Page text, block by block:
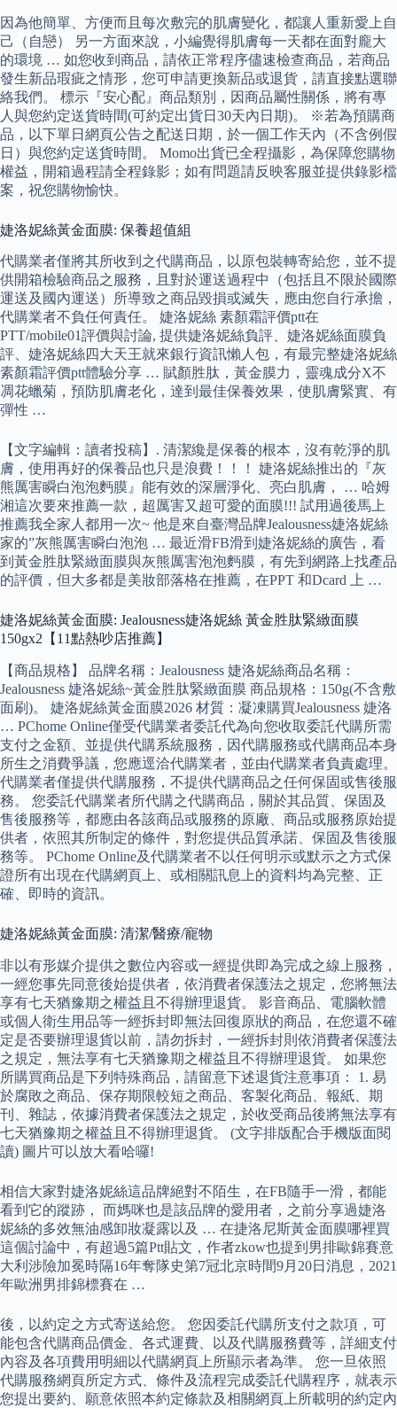
因為他簡單、方便而且每次敷完的肌膚變化，都讓人重新愛上自
己（自戀） 另一方面來說，小編覺得肌膚每一天都在面對龐大
的環境 … 如您收到商品，請依正常程序儘速檢查商品，若商品
發生新品瑕疵之情形，您可申請更換新品或退貨，請直接點選聯
絡我們。 標示『安心配』商品類別，因商品屬性關係，將有專
人與您約定送貨時間(可約定出貨日30天內日期)。 ※若為預購商
品，以下單日網頁公告之配送日期，於一個工作天內（不含例假
日）與您約定送貨時間。 Momo出貨已全程攝影，為保障您購物
權益，開箱過程請全程錄影；如有問題請反映客服並提供錄影檔
案，祝您購物愉快。
婕洛妮絲黃金面膜: 保養超值組
代購業者僅將其所收到之代購商品，以原包裝轉寄給您，並不提
供開箱檢驗商品之服務，且對於運送過程中（包括且不限於國際
運送及國內運送）所導致之商品毀損或滅失，應由您自行承擔，
代購業者不負任何責任。 婕洛妮絲 素顏霜評價ptt在
PTT/mobile01評價與討論, 提供婕洛妮絲負評、婕洛妮絲面膜負
評、婕洛妮絲四大天王就來銀行資訊懶人包，有最完整婕洛妮絲
素顏霜評價ptt體驗分享 … 賦顏胜肽，黃金膜力，靈魂成分X不
凋花蠟菊，預防肌膚老化，達到最佳保養效果，使肌膚緊實、有
彈性 …
【文字編輯：讀者投稿】. 清潔纔是保養的根本，沒有乾淨的肌
膚，使用再好的保養品也只是浪費！！！ 婕洛妮絲推出的『灰
熊厲害瞬白泡泡麪膜』能有效的深層淨化、亮白肌膚， … 哈姆
湘這次要來推薦一款，超厲害又超可愛的面膜!!! 試用過後馬上
推薦我全家人都用一次~ 他是來自臺灣品牌Jealousness婕洛妮絲
家的”灰熊厲害瞬白泡泡 … 最近滑FB滑到婕洛妮絲的廣告，看
到黃金胜肽緊緻面膜與灰熊厲害泡泡麪膜，有先到網路上找產品
的評價，但大多都是美妝部落格在推薦，在PPT 和Dcard 上 …
婕洛妮絲黃金面膜: Jealousness婕洛妮絲 黃金胜肽緊緻面膜
150gx2【11點熱吵店推薦】
【商品規格】 品牌名稱：Jealousness 婕洛妮絲商品名稱：
Jealousness 婕洛妮絲~黃金胜肽緊緻面膜 商品規格：150g(不含敷
面刷)。 婕洛妮絲黃金面膜2026 材質：凝凍購買Jealousness 婕洛
… PChome Online僅受代購業者委託代為向您收取委託代購所需
支付之金額、並提供代購系統服務，因代購服務或代購商品本身
所生之消費爭議，您應逕洽代購業者，並由代購業者負責處理。
代購業者僅提供代購服務，不提供代購商品之任何保固或售後服
務。 您委託代購業者所代購之代購商品，關於其品質、保固及
售後服務等，都應由各該商品或服務的原廠、商品或服務原始提
供者，依照其所制定的條件，對您提供品質承諾、保固及售後服
務等。 PChome Online及代購業者不以任何明示或默示之方式保
證所有出現在代購網頁上、或相關訊息上的資料均為完整、正
確、即時的資訊。
婕洛妮絲黃金面膜: 清潔/醫療/寵物
非以有形媒介提供之數位內容或一經提供即為完成之線上服務，
一經您事先同意後始提供者，依消費者保護法之規定，您將無法
享有七天猶豫期之權益且不得辦理退貨。 影音商品、電腦軟體
或個人衛生用品等一經拆封即無法回復原狀的商品，在您還不確
定是否要辦理退貨以前，請勿拆封，一經拆封則依消費者保護法
之規定，無法享有七天猶豫期之權益且不得辦理退貨。 如果您
所購買商品是下列特殊商品，請留意下述退貨注意事項： 1. 易
於腐敗之商品、保存期限較短之商品、客製化商品、報紙、期
刊、雜誌，依據消費者保護法之規定，於收受商品後將無法享有
七天猶豫期之權益且不得辦理退貨。 (文字排版配合手機版面閱
讀) 圖片可以放大看哈囉!
相信大家對婕洛妮絲這品牌絕對不陌生，在FB隨手一滑，都能
看到它的蹤跡， 而媽咪也是該品牌的愛用者，之前分享過婕洛
妮絲的多效無油感卸妝凝露以及 … 在捷洛尼斯黃金面膜哪裡買
這個討論中，有超過5篇Ptt貼文，作者zkow也提到男排歐錦賽意
大利涉險加冕時隔16年奪隊史第7冠北京時間9月20日消息，2021
年歐洲男排錦標賽在 …
後，以約定之方式寄送給您。 您因委託代購所支付之款項，可
能包含代購商品價金、各式運費、以及代購服務費等，詳細支付
內容及各項費用明細以代購網頁上所顯示者為準。 您一旦依照
代購服務網頁所定方式、條件及流程完成委託代購程序，就表示
您提出要約、願意依照本約定條款及相關網頁上所載明的約定內